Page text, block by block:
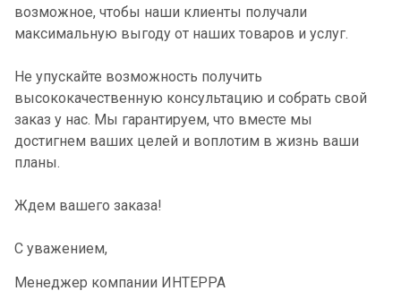
возможное, чтобы наши клиенты получали
максимальную выгоду от наших товаров и услуг.
Не упускайте возможность получить
высококачественную консультацию и собрать свой
заказ у нас. Мы гарантируем, что вместе мы
достигнем ваших целей и воплотим в жизнь ваши
планы.
Ждем вашего заказа!
С уважением,
Менеджер компании ИНТЕРРА